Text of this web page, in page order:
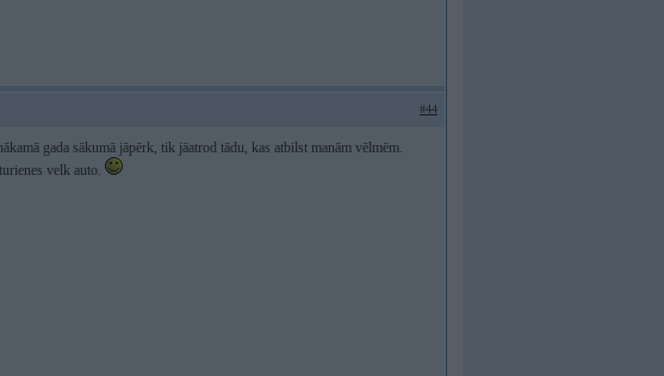
#44
gada sākumā jāpērk, tik jāatrod tādu, kas atbilst manām vēlmēm.
velk auto.